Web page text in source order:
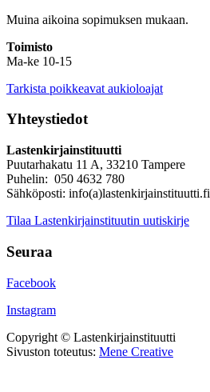
Muina aikoina sopimuksen mukaan.
Toimisto
Ma-ke 10-15
Tarkista poikkeavat aukioloajat
Yhteystiedot
Lastenkirjainstituutti
Puutarhakatu 11 A, 33210 Tampere
Puhelin: 050 4632 780
Sähköposti: info(a)lastenkirjainstituutti.fi
Tilaa Lastenkirjainstituutin uutiskirje
Seuraa
Facebook
Instagram
Copyright © Lastenkirjainstituutti
Sivuston toteutus: Mene Creative